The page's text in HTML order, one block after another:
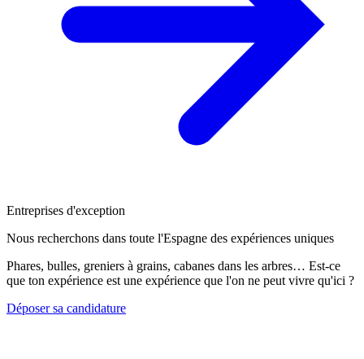
Entreprises d'exception
Nous recherchons dans toute l'Espagne des expériences uniques
Phares, bulles, greniers à grains, cabanes dans les arbres… Est-ce
que ton expérience est une expérience que l'on ne peut vivre qu'ici ?
Déposer sa candidature